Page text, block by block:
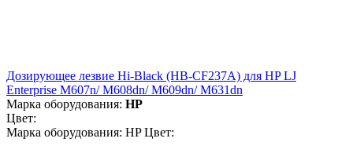
Дозирующее лезвие Hi-Black (HB-CF237A) для HP LJ
Enterprise M607n/ M608dn/ M609dn/ M631dn
Марка оборудования: HP
Цвет:
Марка оборудования: HP Цвет: